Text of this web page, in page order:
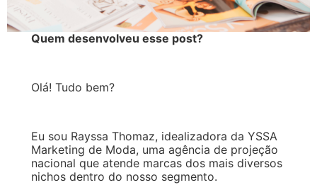
Quem desenvolveu esse post?
Olá! Tudo bem?
Eu sou Rayssa Thomaz, idealizadora da YSSA
Marketing de Moda, uma agência de projeção
nacional que atende marcas dos mais diversos
nichos dentro do nosso segmento.